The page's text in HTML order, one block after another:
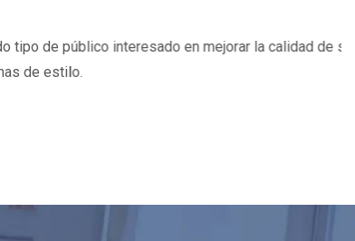
de sus escritos y